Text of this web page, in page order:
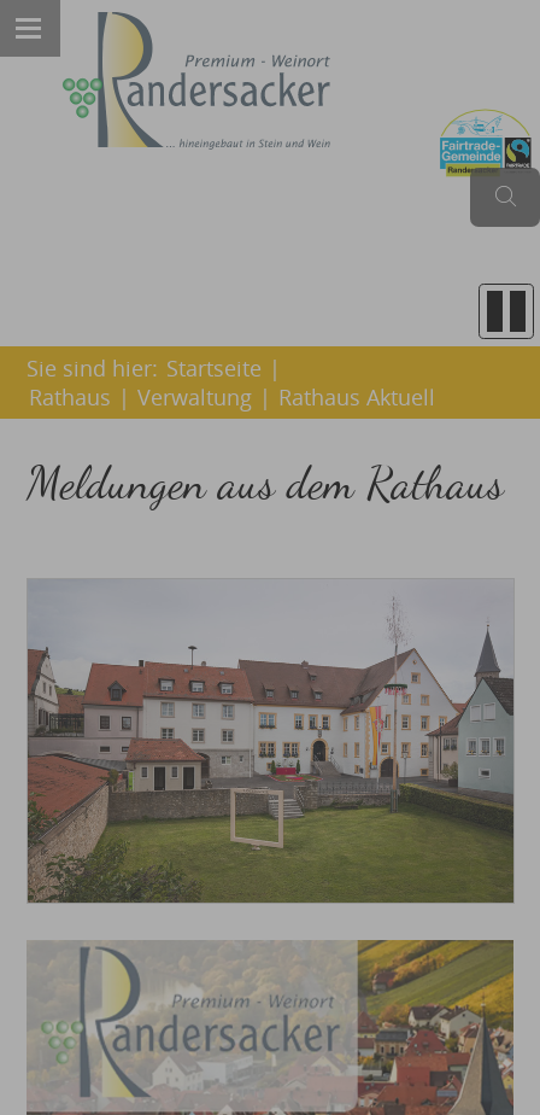
Sie sind hier: Startseite |
Rathaus | Verwaltung | Rathaus Aktuell
Meldungen aus dem Rathaus
20 Ergebnisse gefunden